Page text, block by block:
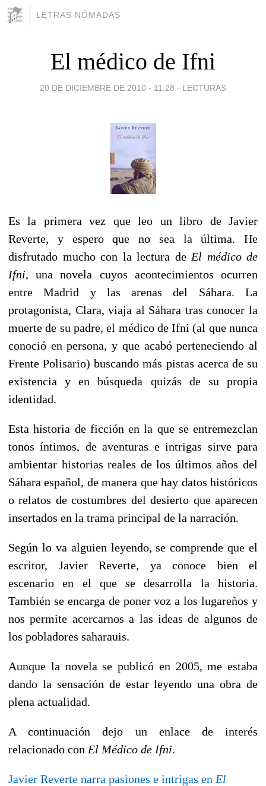
LETRAS NÓMADAS
El médico de Ifni
20 DE DICIEMBRE DE 2010 - 11:28 - LECTURAS
Es la primera vez que leo un libro de Javier
Reverte, y espero que no sea la última. He
disfrutado mucho con la lectura de El médico de
Ifni, una novela cuyos acontecimientos ocurren
entre Madrid y las arenas del Sáhara. La
protagonista, Clara, viaja al Sáhara tras conocer la
muerte de su padre, el médico de Ifni (al que nunca
conoció en persona, y que acabó perteneciendo al
Frente Polisario) buscando más pistas acerca de su
existencia y en búsqueda quizás de su propia
identidad.
Esta historia de ficción en la que se entremezclan
tonos íntimos, de aventuras e intrigas sirve para
ambientar historias reales de los últimos años del
Sáhara español, de manera que hay datos históricos
o relatos de costumbres del desierto que aparecen
insertados en la trama principal de la narración.
Según lo va alguien leyendo, se comprende que el
escritor, Javier Reverte, ya conoce bien el
escenario en el que se desarrolla la historia.
También se encarga de poner voz a los lugareños y
nos permite acercarnos a las ideas de algunos de
los pobladores saharauis.
Aunque la novela se publicó en 2005, me estaba
dando la sensación de estar leyendo una obra de
plena actualidad.
A continuación dejo un enlace de interés
relacionado con El Médico de Ifni.
Javier Reverte narra pasiones e intrigas en El